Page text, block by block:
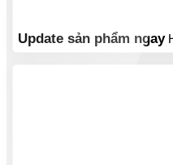
Update sản phẩm ngay